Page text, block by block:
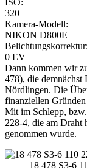
ISO:
320
Kamera-Modell:
NIKON D800E
Belichtungskorrektur:
0 EV
Dann kommen wir
478), die demnächst
Nördlingen. Die
finanziellen
Mit im Schlepp,
228-4, die am Draht
genommen wurde.
18 478 S3-6